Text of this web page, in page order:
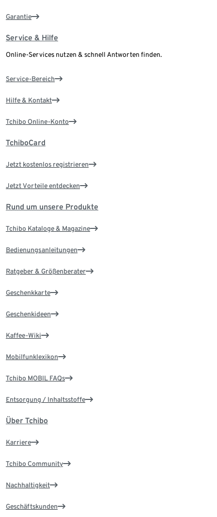
Garantie
Service & Hilfe
Online-Services nutzen & schnell Antworten finden.
Service-Bereich
Hilfe & Kontakt
Tchibo Online-Konto
TchiboCard
Jetzt kostenlos registrieren
Jetzt Vorteile entdecken
Rund um unsere Produkte
Tchibo Kataloge & Magazine
Bedienungsanleitungen
Ratgeber & Größenberater
Geschenkkarte
Geschenkideen
Kaffee-Wiki
Mobilfunklexikon
Tchibo MOBIL FAQs
Entsorgung / Inhaltsstoffe
Über Tchibo
Karriere
Tchibo Community
Nachhaltigkeit
Geschäftskunden